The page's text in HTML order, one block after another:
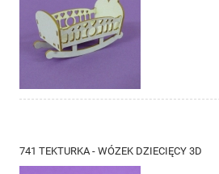
741 TEKTURKA - WÓZEK DZIECIĘCY 3D